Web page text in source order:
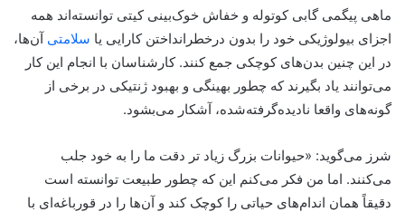
ماهی پیگمی گابی کوتوله و خفاش خوک‌بینی کیتی توانسته‌اند همه
اجزای بیولوژیکی خود را بدون درخطرانداختن کارایی یا سلامتی آن‌ها،
در این چنین بدن‌های کوچکی جمع کنند. کارشناسان با انجام این کار
می‌توانند یاد بگیرند که چطور بهینگی و بهبود ژنتیکی در برخی از
گونه‌های واقعا نادیده‌گرفته‌شده، آشکار می‌بشود.
شرز می‌گوید: «حیوانات بزرگ زیاد تر دقت ما را به خود جلب
می‌کنند. اما من فکر می‌کنم این که چطور طبیعت توانسته است
دقیقاً همان اندام‌های حیاتی را کوچک کند و آن‌ها را در قورباغه‌ای با